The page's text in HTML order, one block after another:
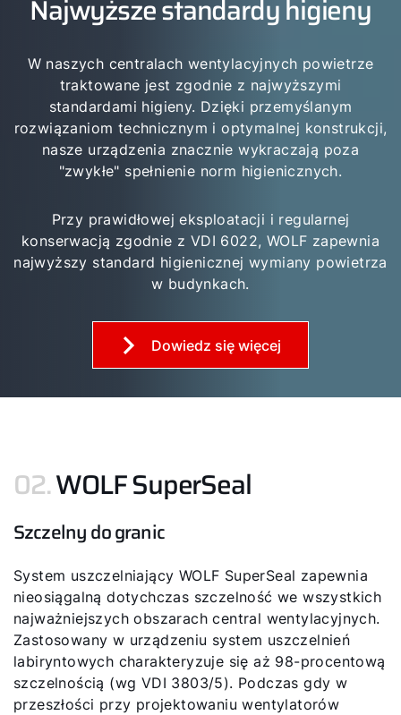
Najwyższe standardy higieny
W naszych centralach wentylacyjnych powietrze
traktowane jest zgodnie z najwyższymi
standardami higieny. Dzięki przemyślanym
rozwiązaniom technicznym i optymalnej konstrukcji,
nasze urządzenia znacznie wykraczają poza
"zwykłe" spełnienie norm higienicznych.
Przy prawidłowej eksploatacji i regularnej
konserwacją zgodnie z VDI 6022, WOLF zapewnia
najwyższy standard higienicznej wymiany powietrza
w budynkach.
Dowiedz się więcej
02.WOLF SuperSeal
Szczelny do granic
System uszczelniający WOLF SuperSeal zapewnia
nieosiągalną dotychczas szczelność we wszystkich
najważniejszych obszarach central wentylacyjnych.
Zastosowany w urządzeniu system uszczelnień
labiryntowych charakteryzuje się aż 98-procentową
szczelnością (wg VDI 3803/5). Podczas gdy w
przeszłości przy projektowaniu wentylatorów
Cześć!
Jak możemy Ci pomóc?
Serwis
Zapisz się na szkolenie!
Przydatne linki
Sekcja pobierania
Service App
Serwis Portal